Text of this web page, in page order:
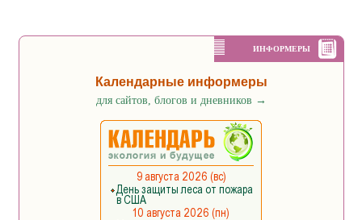
ИНФОРМЕРЫ
Календарные информеры
для сайтов, блогов и дневников →